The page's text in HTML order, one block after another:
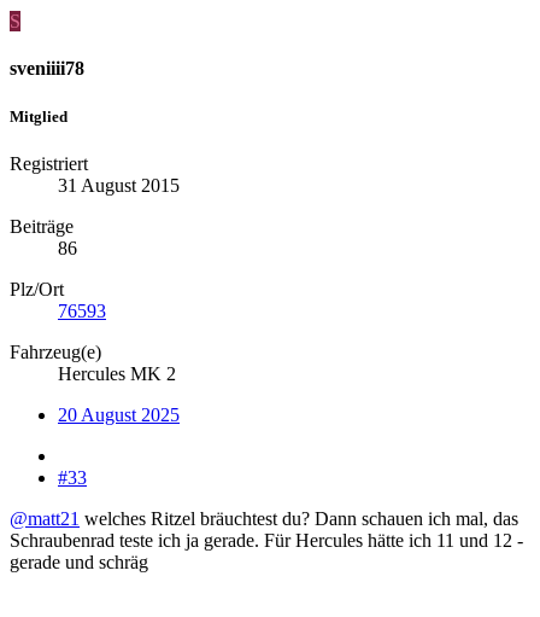
S
sveniiii78
Mitglied
Registriert
31 August 2015
Beiträge
86
Plz/Ort
76593
Fahrzeug(e)
Hercules MK 2
20 August 2025
#33
@matt21 welches Ritzel bräuchtest du? Dann schauen ich mal, das
Schraubenrad teste ich ja gerade. Für Hercules hätte ich 11 und 12 -
gerade und schräg